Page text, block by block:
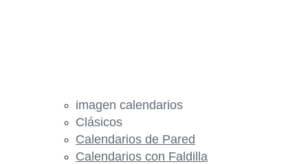
imagen calendarios
Clásicos
Calendarios de Pared
Calendarios con Faldilla